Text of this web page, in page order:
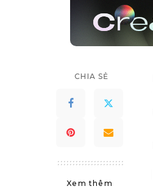
CHIA SẺ
Xem thêm